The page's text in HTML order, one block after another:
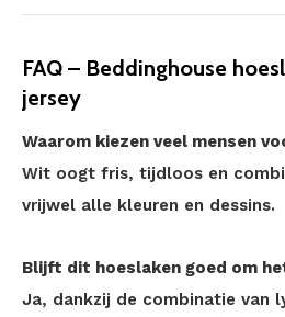
FAQ – Beddinghouse
jersey
Waarom kiezen veel mensen
Wit oogt fris, tijdloos en
vrijwel alle kleuren en dessins.
Blijft dit hoeslaken goed om
Ja, dankzij de combinatie van